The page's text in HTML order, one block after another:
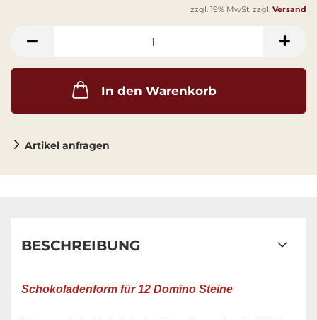
zzgl. 19% MwSt. zzgl. Versand
In den Warenkorb
Artikel anfragen
BESCHREIBUNG
Schokoladenform für 12 Domino Steine